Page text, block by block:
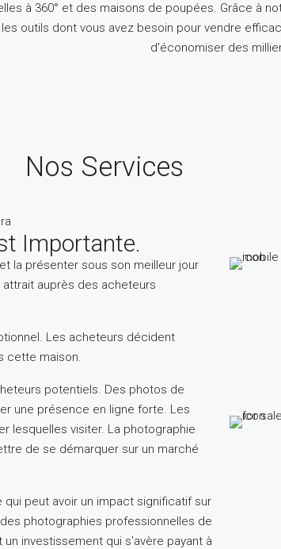
à 360° et des maisons de poupées. Grâce à
outils dont vous avez besoin pour vendre
d'économiser des
Nos Services
Importante.
la présenter sous son meilleur jour
auprès des acheteurs
Les acheteurs décident
cette maison.
potentiels. Des photos de
une présence en ligne forte. Les
lesquelles visiter. La photographie
de se démarquer sur un marché
peut avoir un impact significatif sur
photographies professionnelles de
investissement qui s'avère payant à